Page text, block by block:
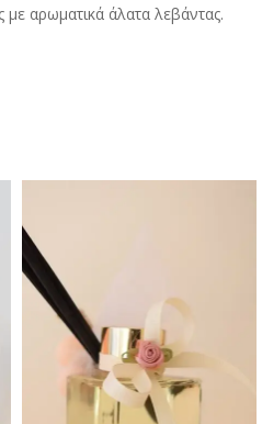
αρωματικά άλατα λεβάντας.